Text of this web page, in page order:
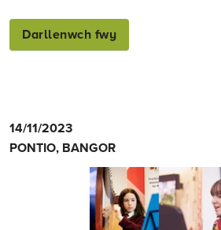
Darllenwch fwy
Pontio,
Bangor:
14/11/2023
PONTIO, BANGOR